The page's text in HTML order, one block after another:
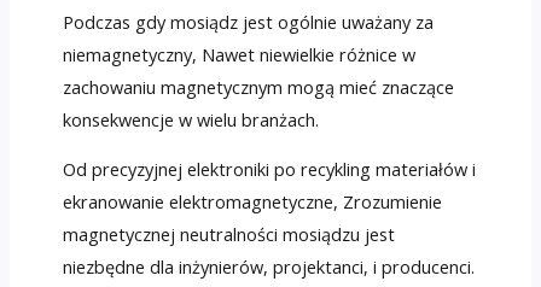
Podczas gdy mosiądz jest ogólnie uważany za
niemagnetyczny, Nawet niewielkie różnice w
zachowaniu magnetycznym mogą mieć znaczące
konsekwencje w wielu branżach.
Od precyzyjnej elektroniki po recykling materiałów i
ekranowanie elektromagnetyczne, Zrozumienie
magnetycznej neutralności mosiądzu jest
niezbędne dla inżynierów, projektanci, i producenci.